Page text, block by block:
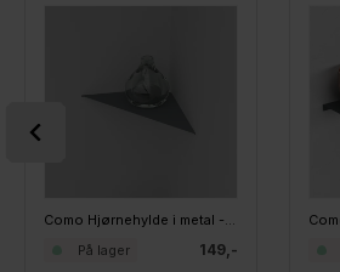
Como Hjørnehylde i metal - Grå - Small
149,-
På lager